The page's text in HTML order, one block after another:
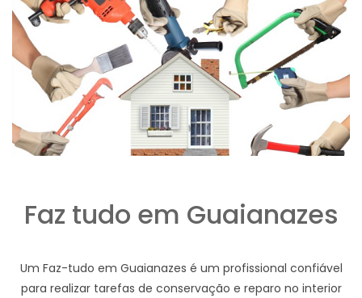
Faz tudo em Guaianazes
Um Faz-tudo em Guaianazes é um profissional confiável
para realizar tarefas de conservação e reparo no interior